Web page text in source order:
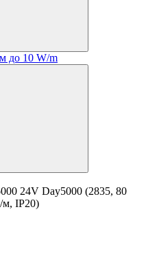
до 10 W/m
24V Day5000 (2835, 80
IP20)